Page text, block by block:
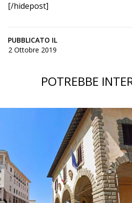
[/hidepost]
PUBBLICATO IL
2 Ottobre 2019
POTREBBE